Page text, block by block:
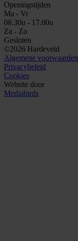
Openingstijden
Ma - Vr
08.30u - 17.00u
Za - Zo
Gesloten
©2026 Hardeveld
Algemene voorwaarden
Privacybeleid
Cookies
Website door
Mediabirds